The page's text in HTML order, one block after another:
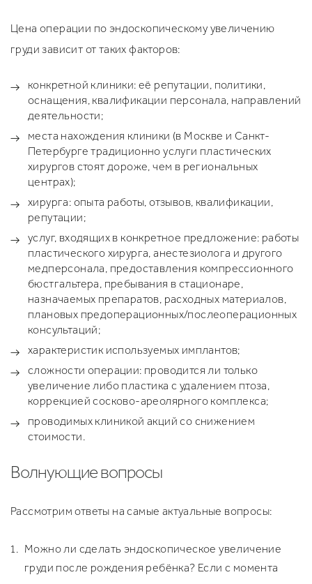
Цена операции по эндоскопическому увеличению
груди зависит от таких факторов:
конкретной клиники: её репутации, политики,
оснащения, квалификации персонала, направлений
деятельности;
места нахождения клиники (в Москве и Санкт-
Петербурге традиционно услуги пластических
хирургов стоят дороже, чем в региональных
центрах);
хирурга: опыта работы, отзывов, квалификации,
репутации;
услуг, входящих в конкретное предложение: работы
пластического хирурга, анестезиолога и другого
медперсонала, предоставления компрессионного
бюстгальтера, пребывания в стационаре,
назначаемых препаратов, расходных материалов,
плановых предоперационных/послеоперационных
консультаций;
характеристик используемых имплантов;
сложности операции: проводится ли только
увеличение либо пластика с удалением птоза,
коррекцией сосково-ареолярного комплекса;
проводимых клиникой акций со снижением
стоимости.
Волнующие вопросы
Рассмотрим ответы на самые актуальные вопросы:
Можно ли сделать эндоскопическое увеличение
груди после рождения ребёнка? Если с момента